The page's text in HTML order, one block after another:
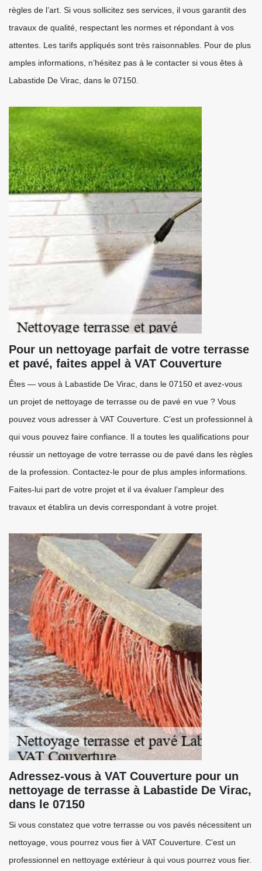
règles de l’art. Si vous sollicitez ses services, il vous garantit des
travaux de qualité, respectant les normes et répondant à vos
attentes. Les tarifs appliqués sont très raisonnables. Pour de plus
amples informations, n’hésitez pas à le contacter si vous êtes à
Labastide De Virac, dans le 07150.
Pour un nettoyage parfait de votre terrasse
et pavé, faites appel à VAT Couverture
Êtes — vous à Labastide De Virac, dans le 07150 et avez-vous
un projet de nettoyage de terrasse ou de pavé en vue ? Vous
pouvez vous adresser à VAT Couverture. C’est un professionnel à
qui vous pouvez faire confiance. Il a toutes les qualifications pour
réussir un nettoyage de votre terrasse ou de pavé dans les règles
de la profession. Contactez-le pour de plus amples informations.
Faites-lui part de votre projet et il va évaluer l’ampleur des
travaux et établira un devis correspondant à votre projet.
Adressez-vous à VAT Couverture pour un
nettoyage de terrasse à Labastide De Virac,
dans le 07150
Si vous constatez que votre terrasse ou vos pavés nécessitent un
nettoyage, vous pourrez vous fier à VAT Couverture. C’est un
professionnel en nettoyage extérieur à qui vous pourrez vous fier.